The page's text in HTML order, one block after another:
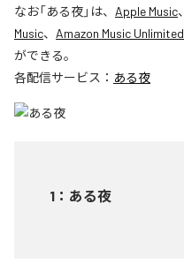
なお「ある夜」は、 Apple Music、
Music、 Amazon Music Unlimited
ができる。
各配信サービス： ある夜
1 ： ある夜